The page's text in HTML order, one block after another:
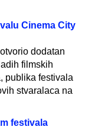
Cinema City
dodatan
filmskih
publika festivala
stvaralaca na
festivala